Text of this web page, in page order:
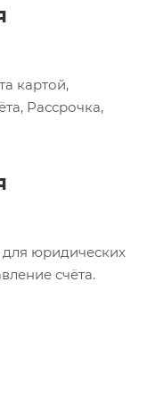
картой,
Рассрочка,
юридических
счёта.